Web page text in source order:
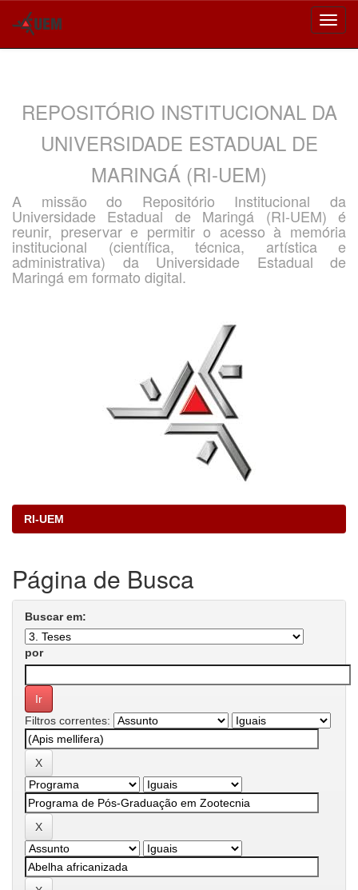
REPOSITÓRIO INSTITUCIONAL DA
UNIVERSIDADE ESTADUAL DE
MARINGÁ (RI-UEM)
A missão do Repositório Institucional da
Universidade Estadual de Maringá (RI-UEM) é
reunir, preservar e permitir o acesso à memória
institucional (científica, técnica, artística e
administrativa) da Universidade Estadual de
Maringá em formato digital.
RI-UEM
Página de Busca
Buscar em:
por
Filtros correntes: